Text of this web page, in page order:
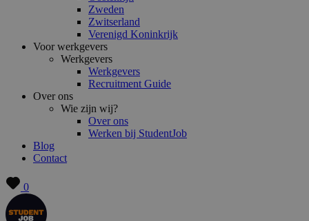
Zweden
Zwitserland
Verenigd Koninkrijk
Voor werkgevers
Werkgevers
Werkgevers
Recruitment Guide
Over ons
Wie zijn wij?
Over ons
Werken bij StudentJob
Blog
Contact
0